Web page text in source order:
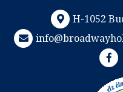
H-1052